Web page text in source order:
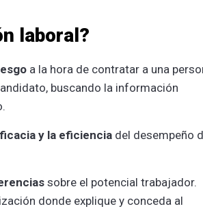
laboral?
a la hora de contratar a una
buscando la información
y la eficiencia del desempeño
sobre el potencial trabajador.
donde explique y conceda al